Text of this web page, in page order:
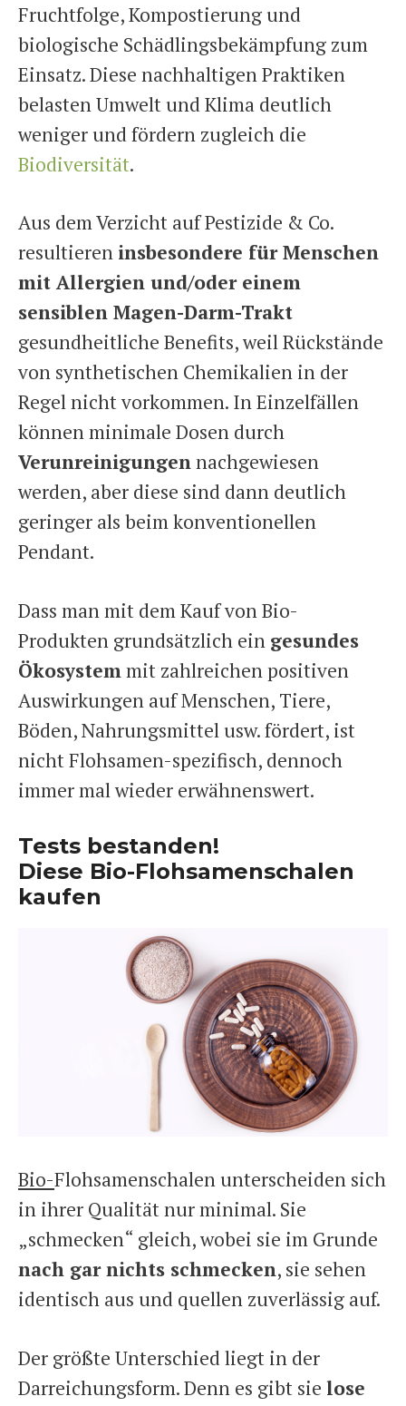
Fruchtfolge, Kompostierung und
biologische Schädlingsbekämpfung zum
Einsatz. Diese nachhaltigen Praktiken
belasten Umwelt und Klima deutlich
weniger und fördern zugleich die
Biodiversität.
Aus dem Verzicht auf Pestizide & Co.
resultieren insbesondere für Menschen
mit Allergien und/oder einem
sensiblen Magen-Darm-Trakt
gesundheitliche Benefits, weil Rückstände
von synthetischen Chemikalien in der
Regel nicht vorkommen. In Einzelfällen
können minimale Dosen durch
Verunreinigungennachgewiesen
werden, aber diese sind dann deutlich
geringer als beim konventionellen
Pendant.
Dass man mit dem Kauf von Bio-
Produkten grundsätzlich ein gesundes
Ökosystem mit zahlreichen positiven
Auswirkungen auf Menschen, Tiere,
Böden, Nahrungsmittel usw. fördert, ist
nicht Flohsamen-spezifisch, dennoch
immer mal wieder erwähnenswert.
Tests bestanden!
Diese Bio-Flohsamenschalen
kaufen
Bio-Flohsamenschalen unterscheiden sich
in ihrer Qualität nur minimal. Sie
„schmecken“ gleich, wobei sie im Grunde
nach gar nichts schmecken, sie sehen
identisch aus und quellen zuverlässig auf.
Der größte Unterschied liegt in der
Darreichungsform. Denn es gibt sie lose